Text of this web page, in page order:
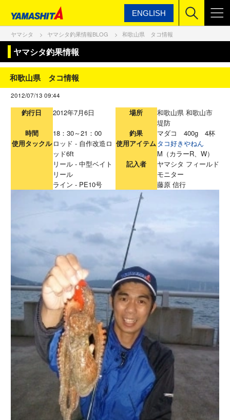
ENGLISH
ヤマシタ ヤマシタ釣果情報BLOG 和歌山県 タコ情報
ヤマシタ釣果情報
和歌山県 タコ情報
2012/07/13 09:44
釣行日 2012年7月6日 場所
和歌山県 和歌山市
堤防
時間
18：30～21：00 釣果
マダコ 400g 4杯
使用タックル ロッド - 自作改造ロ
ッド6ft
リール - 中型ベイト
リール
ライン - PE10号
使用アイテムタコ好きやねん
M（カラーR、W）
記入者
ヤマシタ フィールド
モニター
藤原 信行